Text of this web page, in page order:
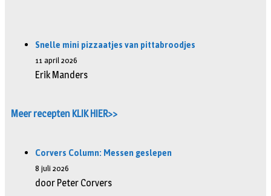
Snelle mini pizzaatjes van pittabroodjes
11 april 2026
Erik Manders
Meer recepten KLIK HIER>>
Corvers Column: Messen geslepen
8 juli 2026
door Peter Corvers